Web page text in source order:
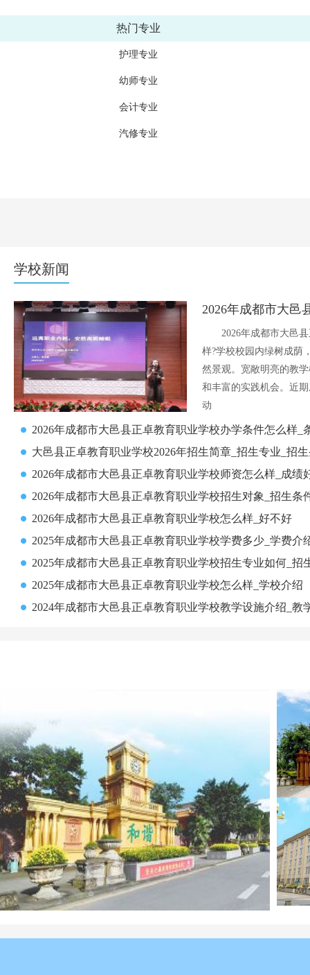
热门专业
护理专业
幼师专业
会计专业
汽修专业
学校新闻
​2026年成都市大邑
样?学校校园内绿树成荫
然景观。宽敞明亮的教
和丰富的实践机会。近
动
2026年成都市大邑县正卓教育职业学校办学条件怎么样_
大邑县正卓教育职业学校2026年招生简章_招生专业_招
2026年成都市大邑县正卓教育职业学校师资怎么样_成绩
2026年成都市大邑县正卓教育职业学校招生对象_招生条
2026年成都市大邑县正卓教育职业学校怎么样_好不好
2025年成都市大邑县正卓教育职业学校学费多少_学费介
2025年成都市大邑县正卓教育职业学校招生专业如何_招
2025年成都市大邑县正卓教育职业学校怎么样_学校介绍
2024年成都市大邑县正卓教育职业学校教学设施介绍_教